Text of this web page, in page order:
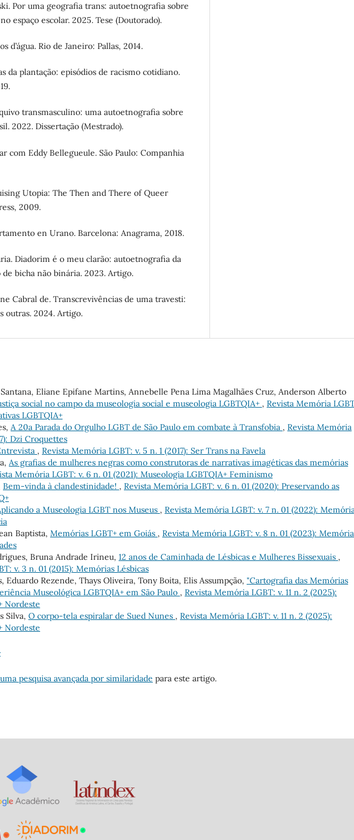
Por uma geografia trans: autoetnografia sobre
espaço escolar. 2025. Tese (Doutorado).
d’água. Rio de Janeiro: Pallas, 2014.
da plantação: episódios de racismo cotidiano.
transmasculino: uma autoetnografia sobre
2022. Dissertação (Mestrado).
com Eddy Bellegueule. São Paulo: Companhia
Utopia: The Then and There of Queer
2009.
en Urano. Barcelona: Anagrama, 2018.
Diadorim é o meu clarão: autoetnografia da
bicha não binária. 2023. Artigo.
Cabral de. Transcrevivências de uma travesti:
outras. 2024. Artigo.
Eliane Epifane Martins, Annebelle Pena Lima Magalhães Cruz, Anderson Alberto
social no campo da museologia social e museologia LGBTQIA+ , Revista Memória
LGBTQIA+
A 20a Parada do Orgulho LGBT de São Paulo em combate à Transfobia , Revista Memória
Dzi Croquettes
, Revista Memória LGBT: v. 5 n. 1 (2017): Ser Trans na Favela
As grafias de mulheres negras como construtoras de narrativas imagéticas das memórias
Memória LGBT: v. 6 n. 01 (2021): Museologia LGBTQIA+ Feminismo
Bem-vinda à clandestinidade! , Revista Memória LGBT: v. 6 n. 01 (2020): Preservando as
a Museologia LGBT nos Museus , Revista Memória LGBT: v. 7 n. 01 (2022): Memória
Baptista, Memórias LGBT+ em Goiás , Revista Memória LGBT: v. 8 n. 01 (2023):
Bruna Andrade Irineu, 12 anos de Caminhada de Lésbicas e Mulheres Bissexuais ,
v. 3 n. 01 (2015): Memórias Lésbicas
Eduardo Rezende, Thays Oliveira, Tony Boita, Elis Assumpção, "Cartografia das Memórias
Museológica LGBTQIA+ em São Paulo , Revista Memória LGBT: v. 11 n. 2 (2025):
Nordeste
Silva, O corpo-tela espiralar de Sued Nunes , Revista Memória LGBT: v. 11 n. 2 (2025):
Nordeste
pesquisa avançada por similaridade para este artigo.